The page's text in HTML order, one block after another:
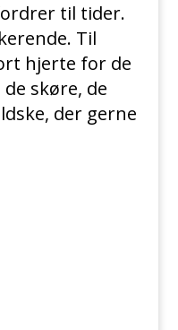
til tider.
Til
hjerte for de
skøre, de
der gerne